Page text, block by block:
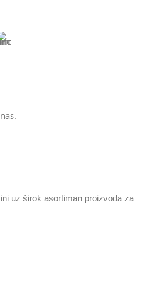
uz širok asortiman proizvoda za